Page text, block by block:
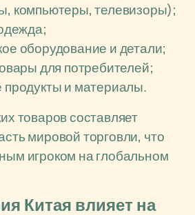
компьютеры, телевизоры);
оборудование и детали;
для потребителей;
продукты и материалы.
товаров составляет
мировой торговли, что
игроком на глобальном
Китая влияет на